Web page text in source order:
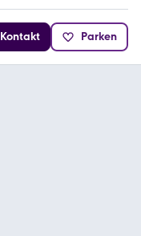
Kontakt Parken